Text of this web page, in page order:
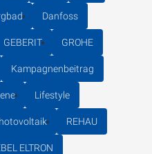
Danfoss
GEBERIT GROHE
Kampagnenbeitrag
Lifestyle
REHAU
ELTRON